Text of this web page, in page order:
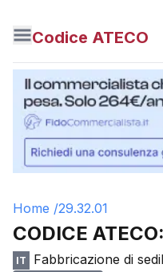
Codice ATECO
Home /29.32.01
CODICE ATECO:
IT Fabbricazione di